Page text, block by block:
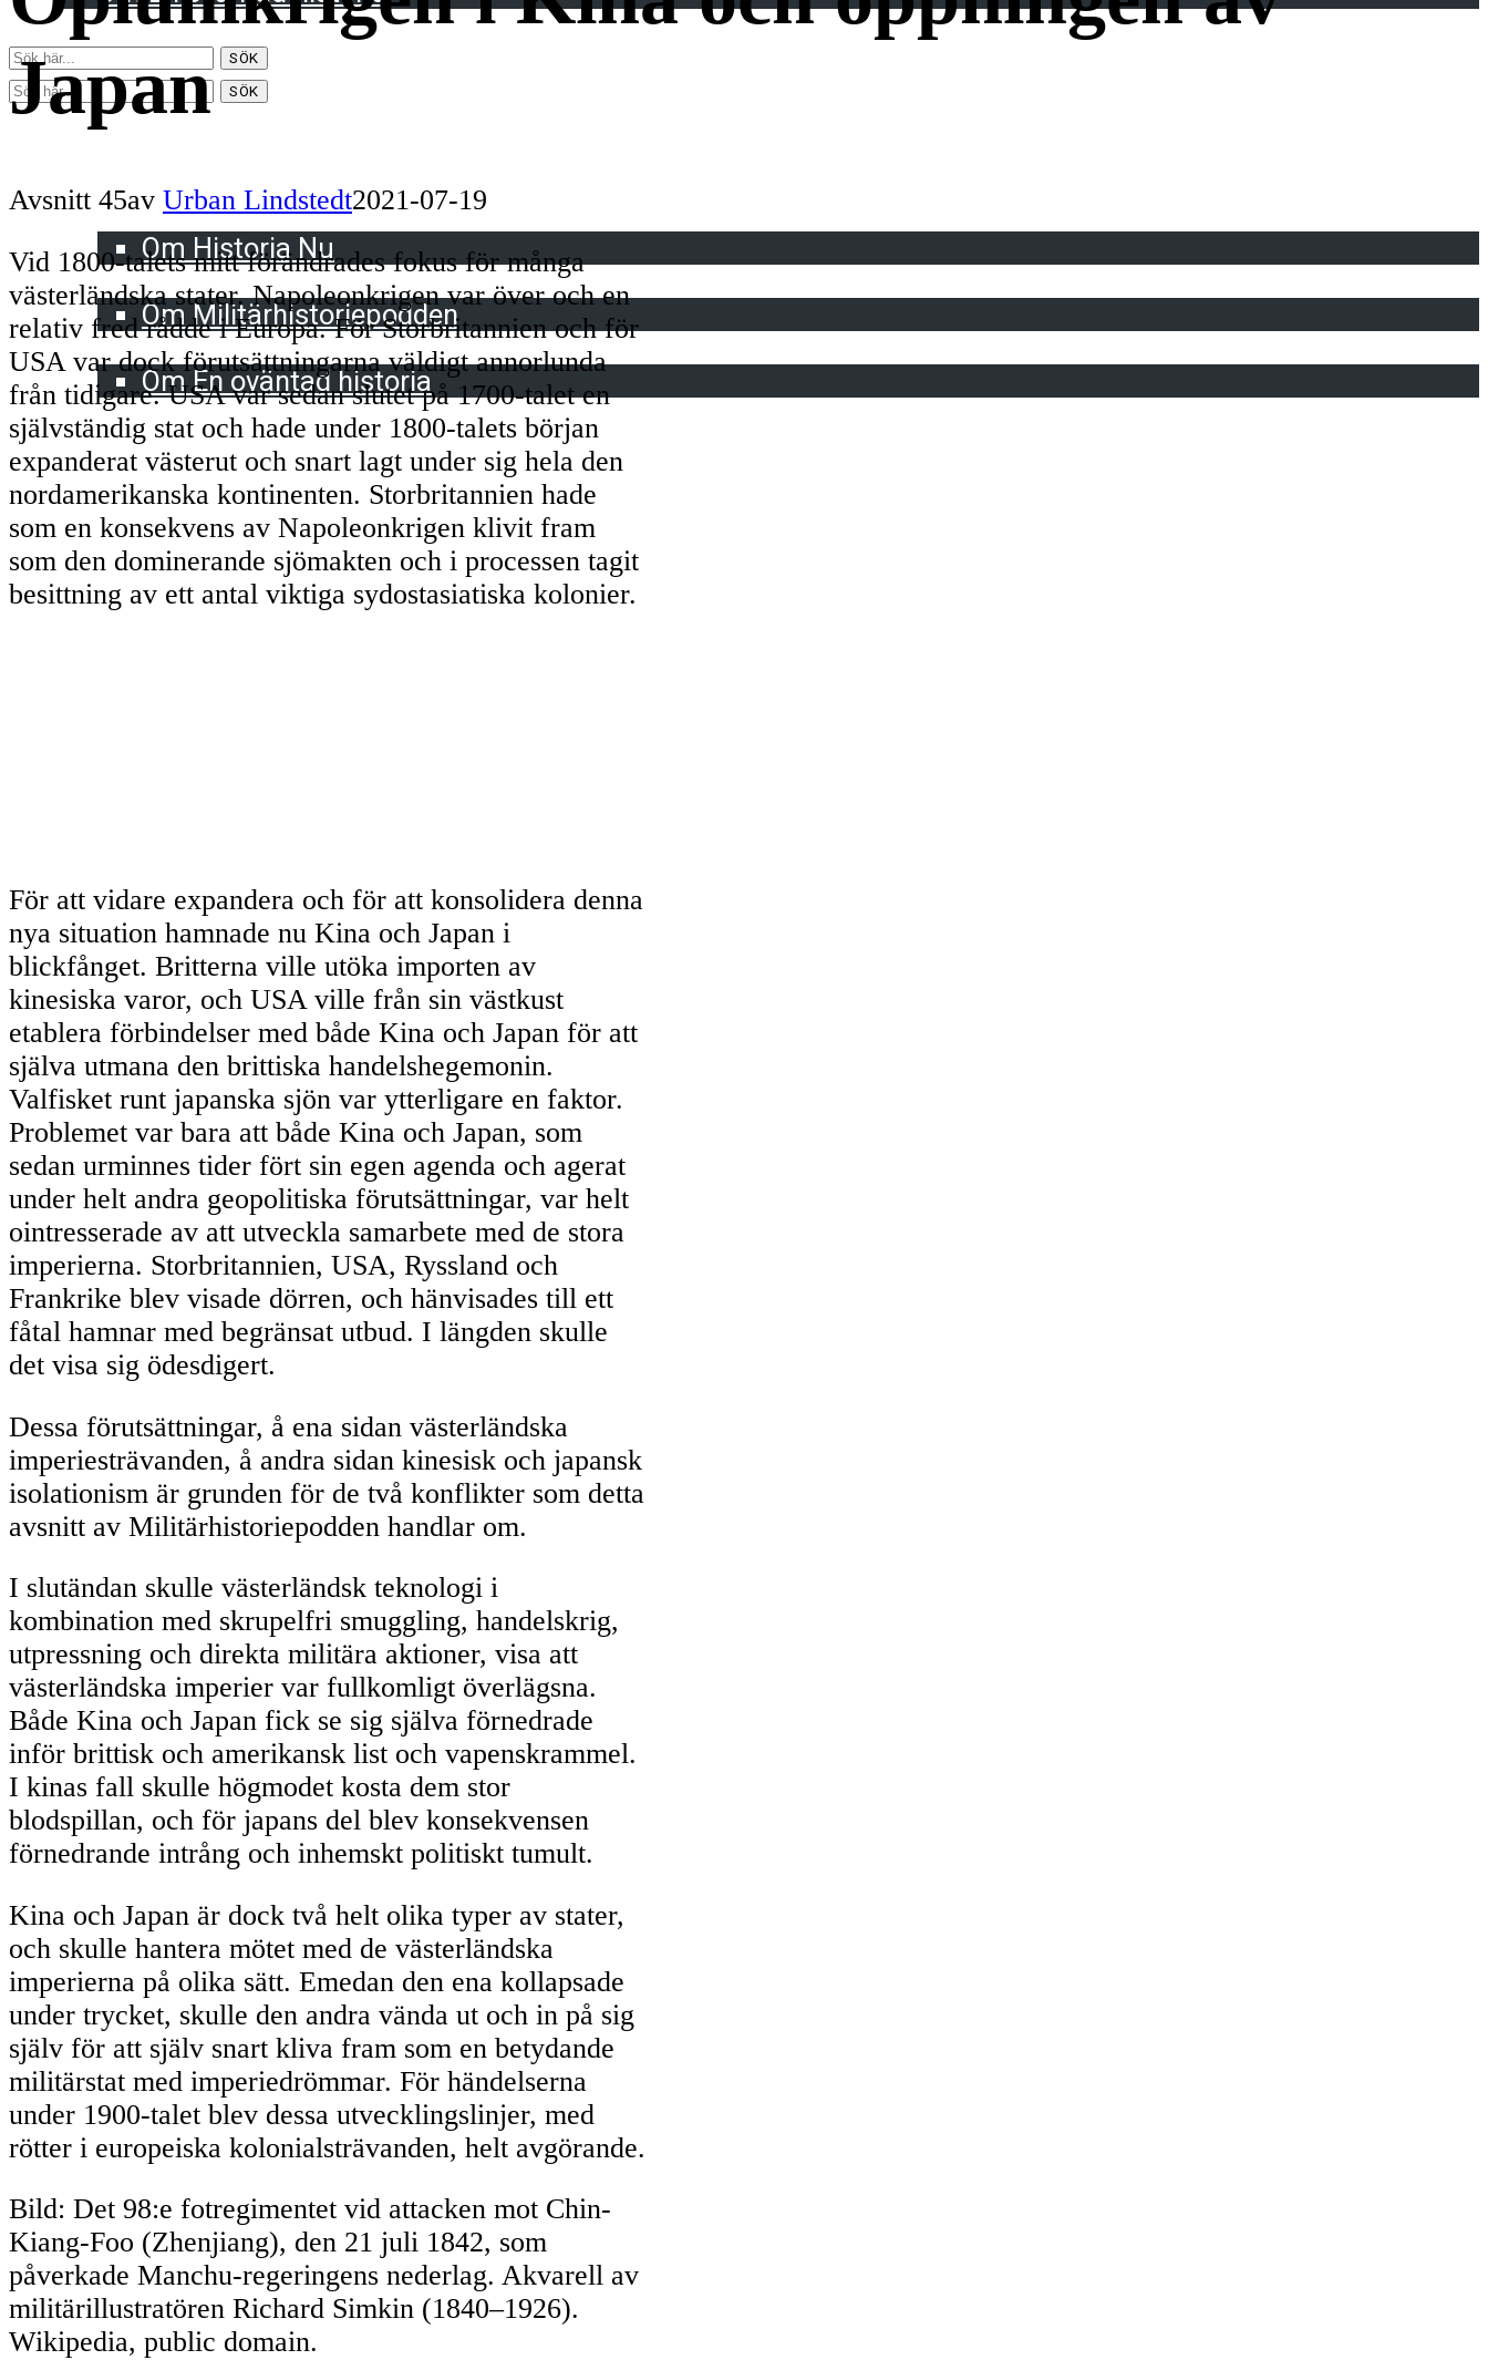
SÖK
SÖK
Harrisons dramatiska historia
Historia Nu
Om Historia Nu
Militärhistoriepodden
Om Militärhistoriepodden
En oväntad historia
Om En oväntad historia
Japan
Avsnitt 45av Urban Lindstedt2021-07-19
Vid 1800-talets mitt förändrades fokus för många
västerländska stater. Napoleonkrigen var över och en
relativ fred rådde i Europa. För Storbritannien och för
USA var dock förutsättningarna väldigt annorlunda
från tidigare. USA var sedan slutet på 1700-talet en
självständig stat och hade under 1800-talets början
expanderat västerut och snart lagt under sig hela den
nordamerikanska kontinenten. Storbritannien hade
som en konsekvens av Napoleonkrigen klivit fram
som den dominerande sjömakten och i processen tagit
besittning av ett antal viktiga sydostasiatiska kolonier.
För att vidare expandera och för att konsolidera denna
nya situation hamnade nu Kina och Japan i
blickfånget. Britterna ville utöka importen av
kinesiska varor, och USA ville från sin västkust
etablera förbindelser med både Kina och Japan för att
själva utmana den brittiska handelshegemonin.
Valfisket runt japanska sjön var ytterligare en faktor.
Problemet var bara att både Kina och Japan, som
sedan urminnes tider fört sin egen agenda och agerat
under helt andra geopolitiska förutsättningar, var helt
ointresserade av att utveckla samarbete med de stora
imperierna. Storbritannien, USA, Ryssland och
Frankrike blev visade dörren, och hänvisades till ett
fåtal hamnar med begränsat utbud. I längden skulle
det visa sig ödesdigert.
Dessa förutsättningar, å ena sidan västerländska
imperiesträvanden, å andra sidan kinesisk och japansk
isolationism är grunden för de två konflikter som detta
avsnitt av Militärhistoriepodden handlar om.
I slutändan skulle västerländsk teknologi i
kombination med skrupelfri smuggling, handelskrig,
utpressning och direkta militära aktioner, visa att
västerländska imperier var fullkomligt överlägsna.
Både Kina och Japan fick se sig själva förnedrade
inför brittisk och amerikansk list och vapenskrammel.
I kinas fall skulle högmodet kosta dem stor
blodspillan, och för japans del blev konsekvensen
förnedrande intrång och inhemskt politiskt tumult.
Kina och Japan är dock två helt olika typer av stater,
och skulle hantera mötet med de västerländska
imperierna på olika sätt. Emedan den ena kollapsade
under trycket, skulle den andra vända ut och in på sig
själv för att själv snart kliva fram som en betydande
militärstat med imperiedrömmar. För händelserna
under 1900-talet blev dessa utvecklingslinjer, med
rötter i europeiska kolonialsträvanden, helt avgörande.
Bild: Det 98:e fotregimentet vid attacken mot Chin-
Kiang-Foo (Zhenjiang), den 21 juli 1842, som
påverkade Manchu-regeringens nederlag. Akvarell av
militärillustratören Richard Simkin (1840–1926).
Wikipedia, public domain.